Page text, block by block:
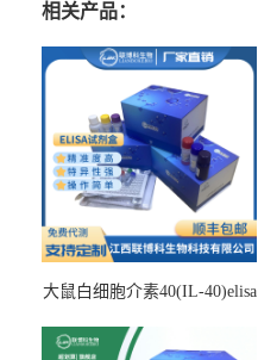
相关产品：
大鼠白细胞介素40(IL-40)elisa